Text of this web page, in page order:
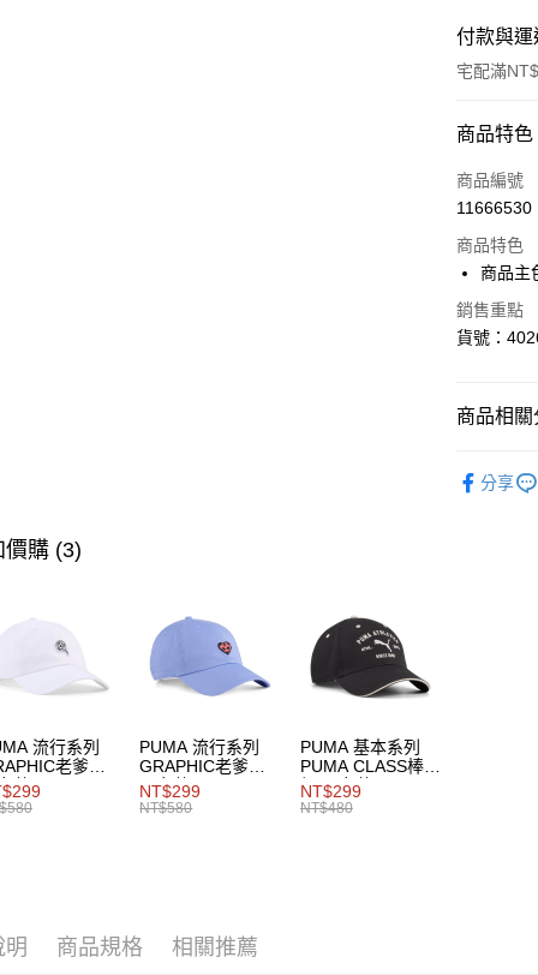
付款與
宅配滿
付款方式
信用卡一
Apple Pay
街口支付
商品特色
商品編號
11666530
商品特色
商品主
銷售重點
貨號：
商品相關
分享
價購 (3)
流行系列
老爹帽
共同
PUMA 流行系列
GRAPHIC老爹帽
男女共同
NT$299
NT$580
PUMA 基本系列
PUMA CLASS棒球
帽 男女共同
NT$299
NT$480
明 商品規格 相關推薦